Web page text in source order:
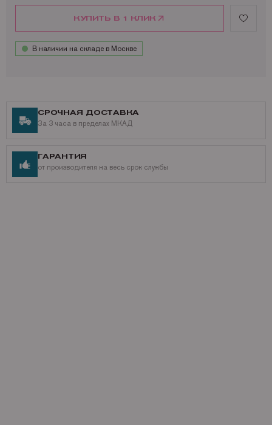
КУПИТЬ В 1 КЛИК
В наличии на складе в Москве
СРОЧНАЯ ДОСТАВКА
За 3 часа в пределах МКАД
ГАРАНТИЯ
от производителя на весь срок службы